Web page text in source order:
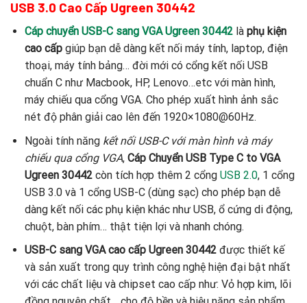
USB 3.0 Cao Cấp Ugreen 30442
Cáp chuyển USB-C sang VGA Ugreen 30442là phụ kiện
cao cấpgiúp bạn dễ dàng kết nối máy tính, laptop, điện
thoại, máy tính bảng… đời mới có cổng kết nối USB
chuẩn C như Macbook, HP, Lenovo…etc với màn hình,
máy chiếu qua cổng VGA. Cho phép xuất hình ảnh sắc
nét độ phân giải cao lên đến 1920×1080@60Hz.
Ngoài tính năng kết nối USB-C với màn hình và máy
chiếu qua cổng VGA, Cáp Chuyển USB Type C to VGA
Ugreen 30442còn tích hợp thêm 2 cổng USB 2.0, 1 cổng
USB 3.0 và 1 cổng USB-C (dùng sạc) cho phép bạn dễ
dàng kết nối các phụ kiện khác như USB, ổ cứng di động,
chuột, bàn phím… thật tiện lợi và nhanh chóng.
USB-C sang VGA cao cấp Ugreen 30442được thiết kế
và sản xuất trong quy trình công nghệ hiện đại bật nhất
với các chất liệu và chipset cao cấp như: Vỏ hợp kim, lõi